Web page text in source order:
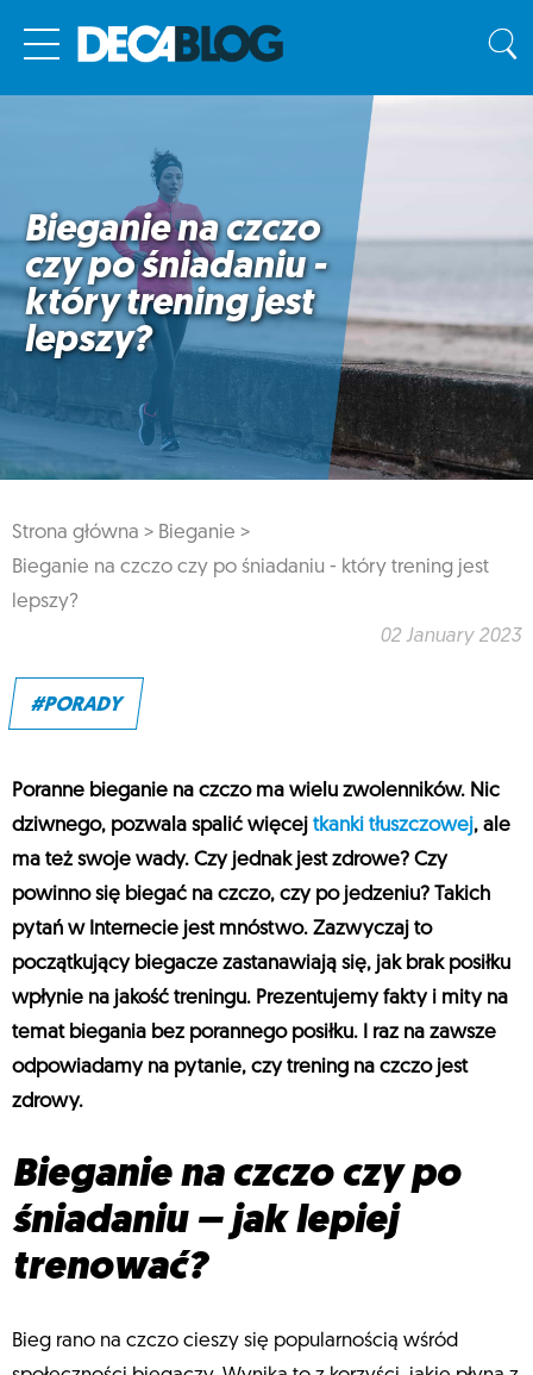
Bieganie na czczo
czy po śniadaniu -
który trening jest
lepszy?
Strona główna > Bieganie >
Bieganie na czczo czy po śniadaniu - który trening jest
lepszy?
02 January 2023
#PORADY
Poranne bieganie na czczo ma wielu zwolenników. Nic
dziwnego, pozwala spalić więcej tkanki tłuszczowej, ale
ma też swoje wady. Czy jednak jest zdrowe? Czy
powinno się biegać na czczo, czy po jedzeniu? Takich
pytań w Internecie jest mnóstwo. Zazwyczaj to
początkujący biegacze zastanawiają się, jak brak posiłku
wpłynie na jakość treningu. Prezentujemy fakty i mity na
temat biegania bez porannego posiłku. I raz na zawsze
odpowiadamy na pytanie, czy trening na czczo jest
zdrowy.
Bieganie na czczo czy po
śniadaniu – jak lepiej
trenować?
Bieg rano na czczo cieszy się popularnością wśród